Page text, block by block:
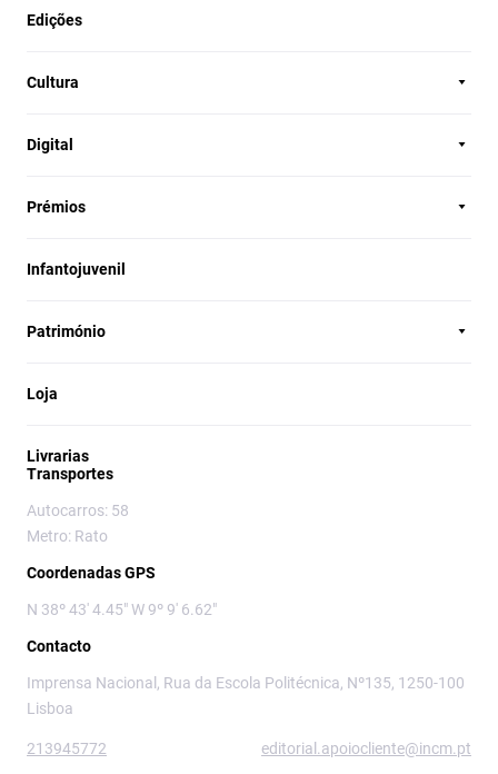
Edições
Cultura
Digital
Prémios
Infantojuvenil
Património
Loja
Livrarias
Transportes
Autocarros: 58
Metro: Rato
Coordenadas GPS
N 38º 43' 4.45" W 9º 9' 6.62"
Contacto
Imprensa Nacional, Rua da Escola Politécnica, Nº135, 1250-100
Lisboa
213945772 editorial.apoiocliente@incm.pt